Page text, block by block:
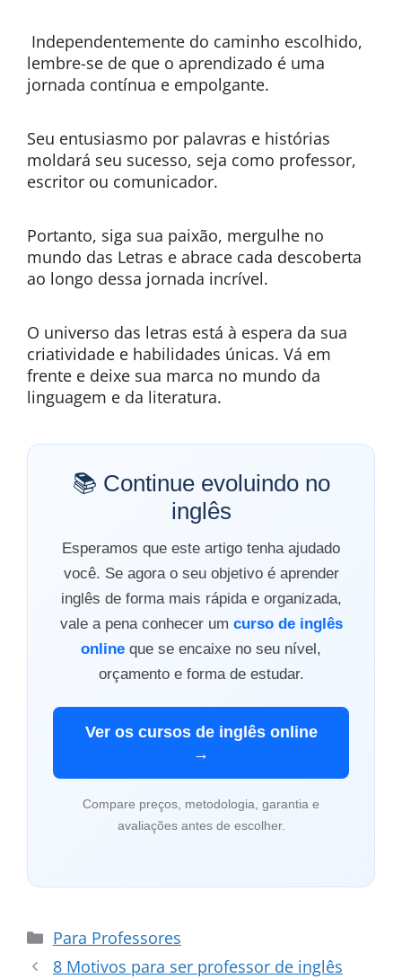
Independentemente do caminho escolhido,
lembre-se de que o aprendizado é uma
jornada contínua e empolgante.
Seu entusiasmo por palavras e histórias
moldará seu sucesso, seja como professor,
escritor ou comunicador.
Portanto, siga sua paixão, mergulhe no
mundo das Letras e abrace cada descoberta
ao longo dessa jornada incrível.
O universo das letras está à espera da sua
criatividade e habilidades únicas. Vá em
frente e deixe sua marca no mundo da
linguagem e da literatura.
📚 Continue evoluindo no
inglês
Esperamos que este artigo tenha ajudado
você. Se agora o seu objetivo é aprender
inglês de forma mais rápida e organizada,
vale a pena conhecer um curso de inglês
online que se encaixe no seu nível,
orçamento e forma de estudar.
Ver os cursos de inglês online
→
Compare preços, metodologia, garantia e
avaliações antes de escolher.
Categorias
Para Professores
8 Motivos para ser professor de inglês